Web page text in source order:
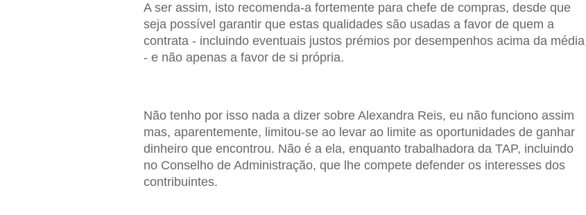
A ser assim, isto recomenda-a fortemente para chefe de compras, desde que
seja possível garantir que estas qualidades são usadas a favor de quem a
contrata - incluindo eventuais justos prémios por desempenhos acima da média
- e não apenas a favor de si própria.
Não tenho por isso nada a dizer sobre Alexandra Reis, eu não funciono assim
mas, aparentemente, limitou-se ao levar ao limite as oportunidades de ganhar
dinheiro que encontrou. Não é a ela, enquanto trabalhadora da TAP, incluindo
no Conselho de Administração, que lhe compete defender os interesses dos
contribuintes.